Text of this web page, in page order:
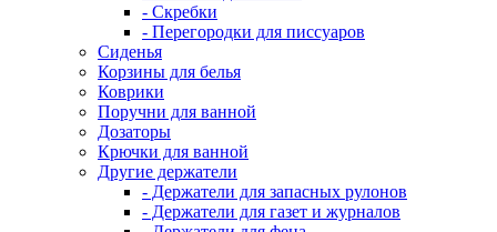
- Скребки
- Перегородки для писсуаров
Сиденья
Корзины для белья
Коврики
Поручни для ванной
Дозаторы
Крючки для ванной
Другие держатели
- Держатели для запасных рулонов
- Держатели для газет и журналов